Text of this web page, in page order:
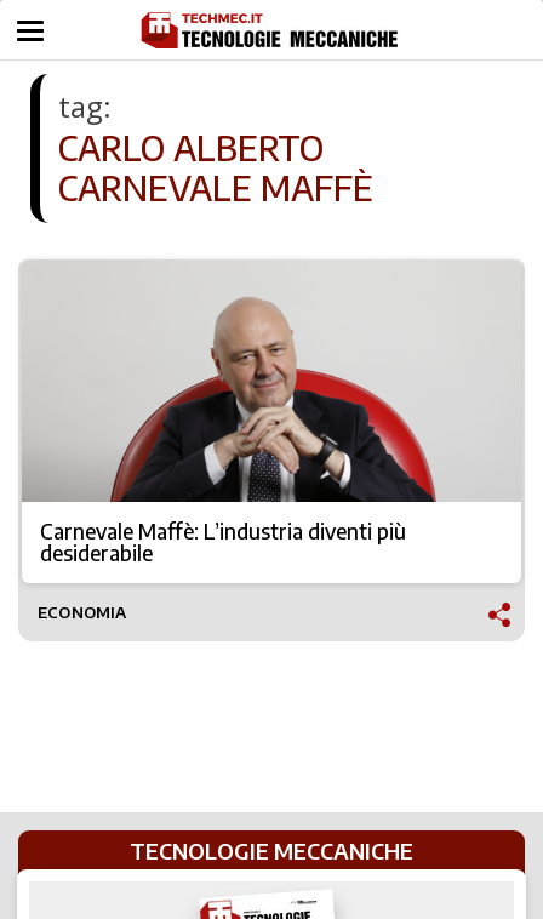
tag:
CARLO ALBERTO
CARNEVALE MAFFÈ
Carnevale Maffè: L’industria diventi più
desiderabile
ECONOMIA
TECNOLOGIE MECCANICHE